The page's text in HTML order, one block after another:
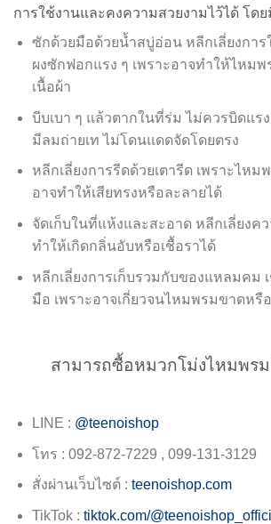
การใช้งานและคงความสวยงามไว้ได้ โด
ซักด้วยมือด้วยน้ำสบู่อ่อน หลีกเลี่ยงการ
ผงซักฟอกแรง ๆ เพราะอาจทำให้ไหมพ
เนื้อผ้า
บีบเบา ๆ แล้วตากในที่ร่ม ไม่ควรบิดแร
มีลมถ่ายเท ไม่โดนแดดจัดโดยตรง
หลีกเลี่ยงการรีดด้วยเตารีด เพราะไห
อาจทำให้เสียทรงหรือละลายได้
จัดเก็บในที่แห้งและสะอาด หลีกเลี่ยงค
ทำให้เกิดกลิ่นอับหรือเชื้อราได้
หลีกเลี่ยงการเก็บรวมกับของแหลมคม
มือ เพราะอาจเกี่ยวจนไหมพรมขาดหรื
สามารถซื้อหมวกโม่งไหมพร
LINE : @teenoishop
โทร : 092-872-7229 , 099-131-3129
สั่งผ่านเว็บไซต์ : teenoishop.com
TikTok : tiktok.com/